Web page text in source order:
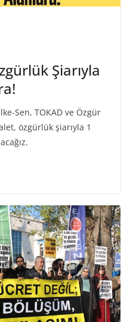
Şiarıyla
Sen, TOKAD ve Özgür
özgürlük şiarıyla 1